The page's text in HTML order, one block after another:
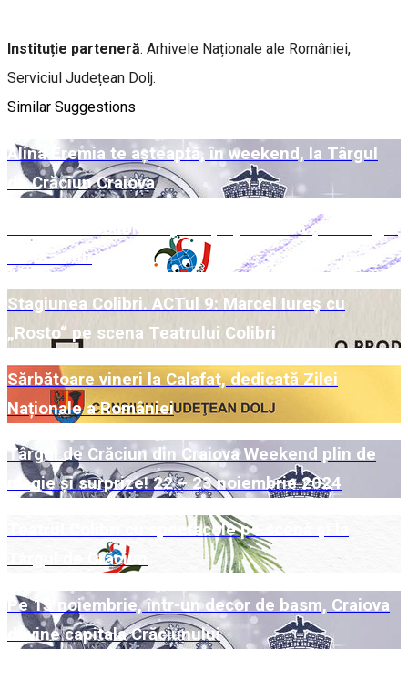
Instituție parteneră: Arhivele Naționale ale României,
Serviciul Județean Dolj.
Similar Suggestions
Alina Eremia te așteaptă, în weekend, la Târgul
de Crăciun Craiova
Week-end Colibri cu povești pe scenă și la Târgul
de Crăciun
Stagiunea Colibri. ACTul 9: Marcel Iureș cu
„Rosto“ pe scena Teatrului Colibri
Sărbătoare vineri la Calafat, dedicată Zilei
Naționale a României
Târgul de Crăciun din Craiova Weekend plin de
magie și surprize! 22 – 23 noiembrie 2024
Teatrul Colibri cu spectacole pe scenă și la
Târgul de Crăciun
Pe 15 noiembrie, într-un decor de basm, Craiova
devine capitala Crăciunului